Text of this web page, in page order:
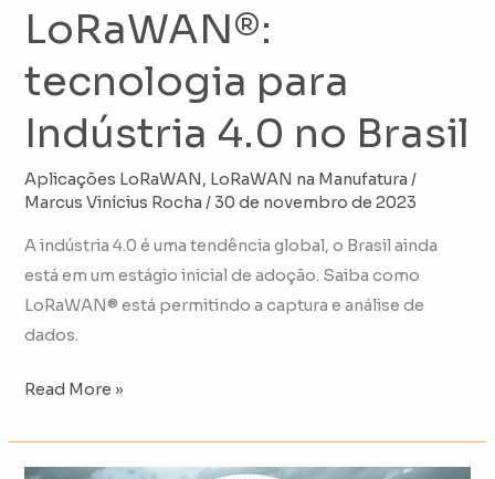
LoRaWAN®:
tecnologia para
Indústria 4.0 no Brasil
Aplicações LoRaWAN, LoRaWAN na Manufatura /
Marcus Vinícius Rocha/30 de novembro de 2023
A indústria 4.0 é uma tendência global, o Brasil ainda
está em um estágio inicial de adoção. Saiba como
LoRaWAN® está permitindo a captura e análise de
dados.
Read More »